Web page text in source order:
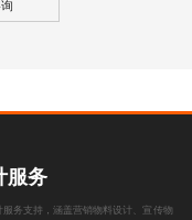
服务
服务支持，涵盖营销物料设计 、宣传物